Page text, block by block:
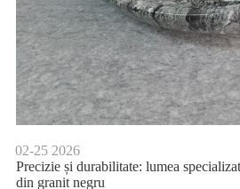
02-25 2026
Precizie și durabilitate: lumea
din granit negru